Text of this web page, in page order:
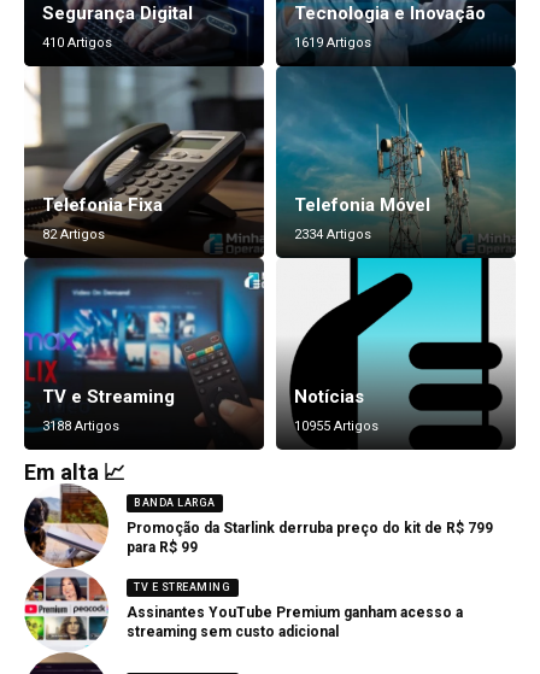
Segurança Digital
410 Artigos
Tecnologia e Inovação
1619 Artigos
Telefonia Fixa
82 Artigos
Telefonia Móvel
2334 Artigos
TV e Streaming
3188 Artigos
Notícias
10955 Artigos
Em alta 📈
BANDA LARGA
Promoção da Starlink derruba preço do kit de R$ 799
para R$ 99
TV E STREAMING
Assinantes YouTube Premium ganham acesso a
streaming sem custo adicional